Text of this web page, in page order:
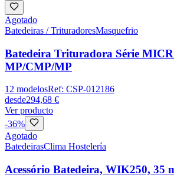
Agotado
Batedeiras / TrituradoresMasquefrio
Batedeira Trituradora Série
MP/CMP/MP
12 modelosRef: CSP-012186
desde294,68 €
Ver producto
-36%
Agotado
BatedeirasClima Hostelería
Acessório Batedeira, WIK250, 35